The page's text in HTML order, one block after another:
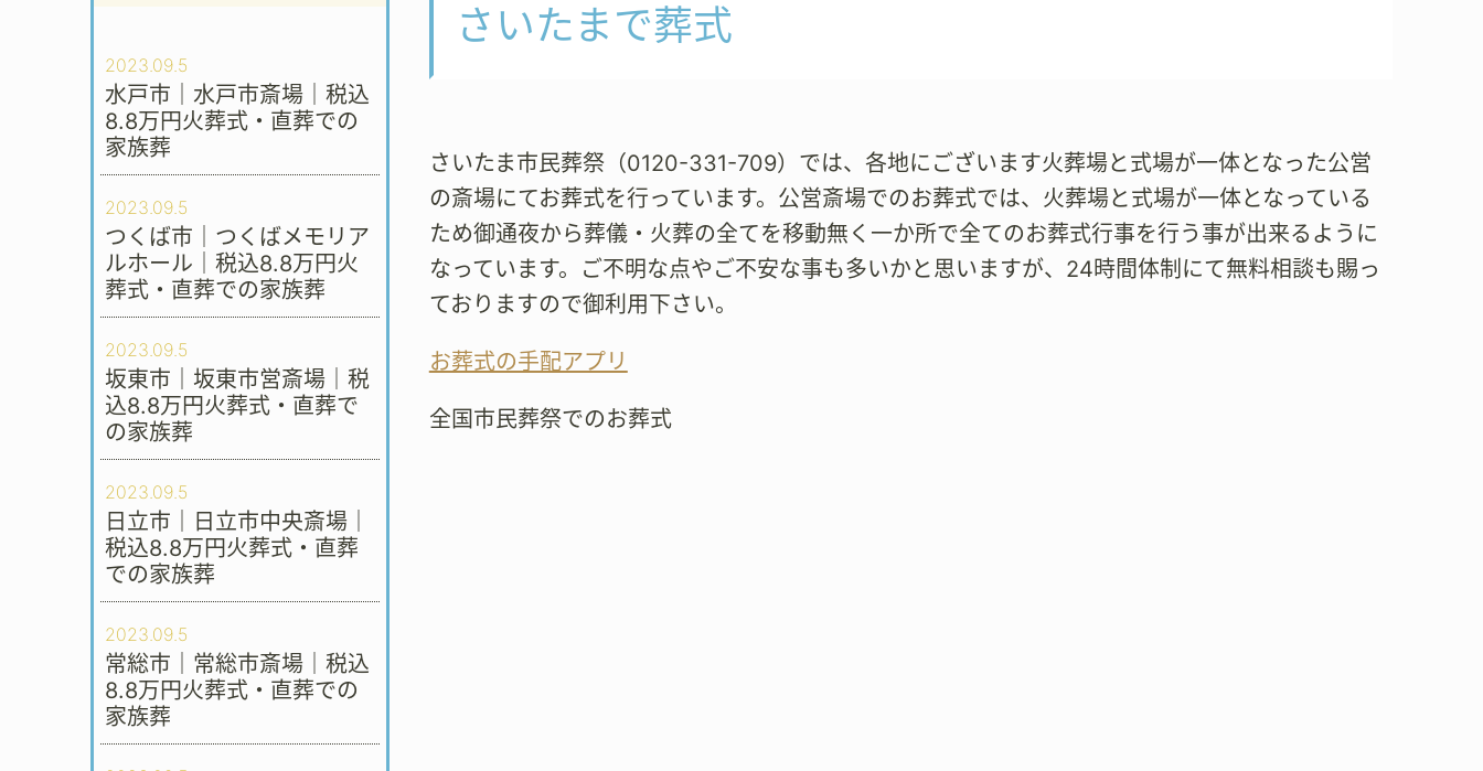
2023.09.5
水戸市｜水戸市斎場｜税込
8.8万円火葬式・直葬での
家族葬
2023.09.5
つくば市｜つくばメモリア
ルホール｜税込8.8万円火
葬式・直葬での家族葬
2023.09.5
坂東市｜坂東市営斎場｜税
込8.8万円火葬式・直葬で
の家族葬
2023.09.5
日立市｜日立市中央斎場｜
税込8.8万円火葬式・直葬
での家族葬
2023.09.5
常総市｜常総市斎場｜税込
8.8万円火葬式・直葬での
家族葬
さいたまで葬式
さいたま市民葬祭（0120-331-709）では、各地にございます火葬場と式場が一体となった公営
の斎場にてお葬式を行っています。公営斎場でのお葬式では、火葬場と式場が一体となっている
ため御通夜から葬儀・火葬の全てを移動無く一か所で全てのお葬式行事を行う事が出来るように
なっています。ご不明な点やご不安な事も多いかと思いますが、24時間体制にて無料相談も賜っ
ておりますので御利用下さい。
お葬式の手配アプリ
全国市民葬祭でのお葬式